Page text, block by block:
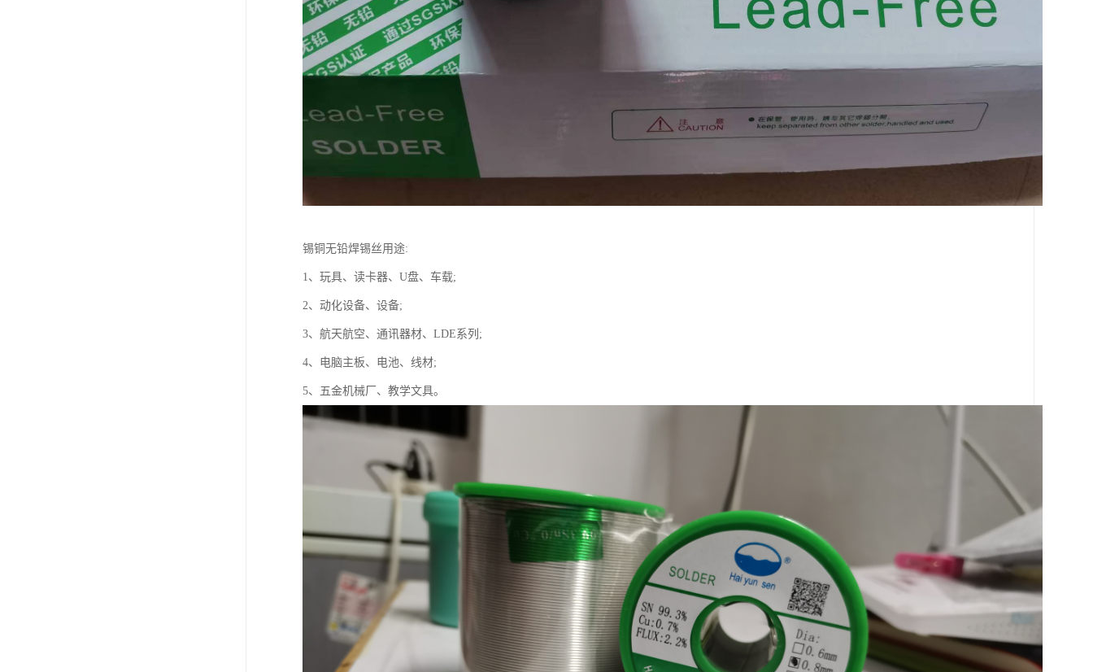
锡铜无铅焊锡丝用途:
1、玩具、读卡器、U盘、车载;
2、动化设备、设备;
3、航天航空、通讯器材、LDE系列;
4、电脑主板、电池、线材;
5、五金机械厂、教学文具。